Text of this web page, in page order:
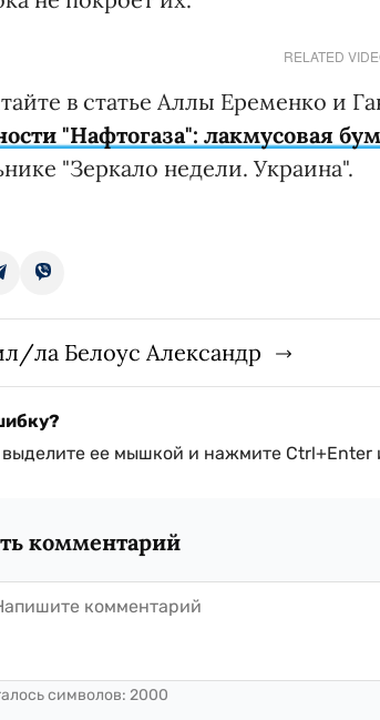
RELATED
в статье Аллы Еременко и
"Нафтогаза": лакмусовая
"Зеркало недели. Украина".
ла Белоус Александр
ее мышкой и нажмите Ctrl+Enter
комментарий
символов: 2000